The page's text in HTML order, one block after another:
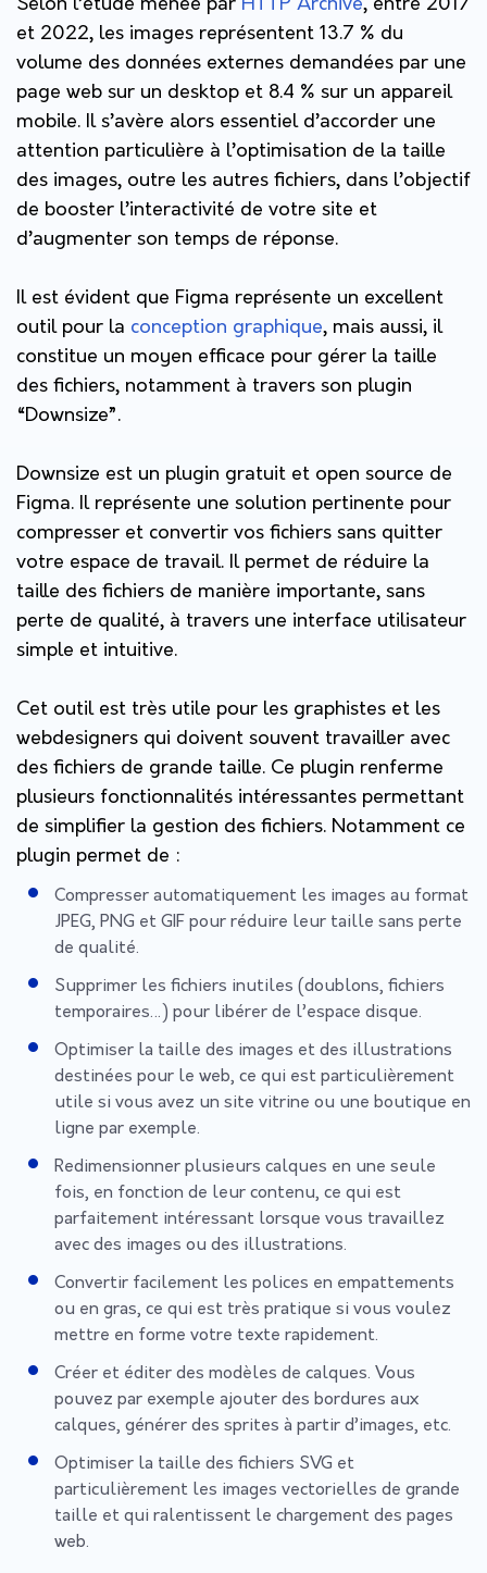
et 2022, les images représentent 13.7 % du
volume des données externes demandées par une
page web sur un desktop et 8.4 % sur un appareil
mobile. Il s’avère alors essentiel d’accorder une
attention particulière à l’optimisation de la taille
des images, outre les autres fichiers, dans l’objectif
de booster l’interactivité de votre site et
d’augmenter son temps de réponse.
Il est évident que Figma représente un excellent
outil pour la conception graphique, mais aussi, il
constitue un moyen efficace pour gérer la taille
des fichiers, notamment à travers son plugin
“Downsize”.
Downsize est un plugin gratuit et open source de
Figma. Il représente une solution pertinente pour
compresser et convertir vos fichiers sans quitter
votre espace de travail. Il permet de réduire la
taille des fichiers de manière importante, sans
perte de qualité, à travers une interface utilisateur
simple et intuitive.
Cet outil est très utile pour les graphistes et les
webdesigners qui doivent souvent travailler avec
des fichiers de grande taille. Ce plugin renferme
plusieurs fonctionnalités intéressantes permettant
de simplifier la gestion des fichiers. Notamment ce
plugin permet de :
Compresser automatiquement les images au format
JPEG, PNG et GIF pour réduire leur taille sans perte
de qualité.
Supprimer les fichiers inutiles (doublons, fichiers
temporaires…) pour libérer de l’espace disque.
Optimiser la taille des images et des illustrations
destinées pour le web, ce qui est particulièrement
utile si vous avez un site vitrine ou une boutique en
ligne par exemple.
Redimensionner plusieurs calques en une seule
fois, en fonction de leur contenu, ce qui est
parfaitement intéressant lorsque vous travaillez
avec des images ou des illustrations.
Convertir facilement les polices en empattements
ou en gras, ce qui est très pratique si vous voulez
mettre en forme votre texte rapidement.
Créer et éditer des modèles de calques. Vous
pouvez par exemple ajouter des bordures aux
calques, générer des sprites à partir d’images, etc.
Optimiser la taille des fichiers SVG et
particulièrement les images vectorielles de grande
taille et qui ralentissent le chargement des pages
web.